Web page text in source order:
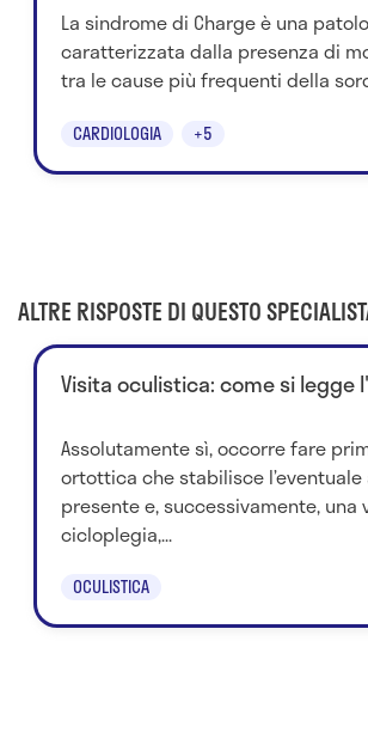
La sindrome di Charge è una
caratterizzata dalla presenza di
tra le cause più frequenti della
CARDIOLOGIA +5
ALTRE RISPOSTE DI QUESTO
Visita oculistica: come si legge
Assolutamente sì, occorre fare
ortottica che stabilisce
presente e, successivamente,
cicloplegia,...
OCULISTICA